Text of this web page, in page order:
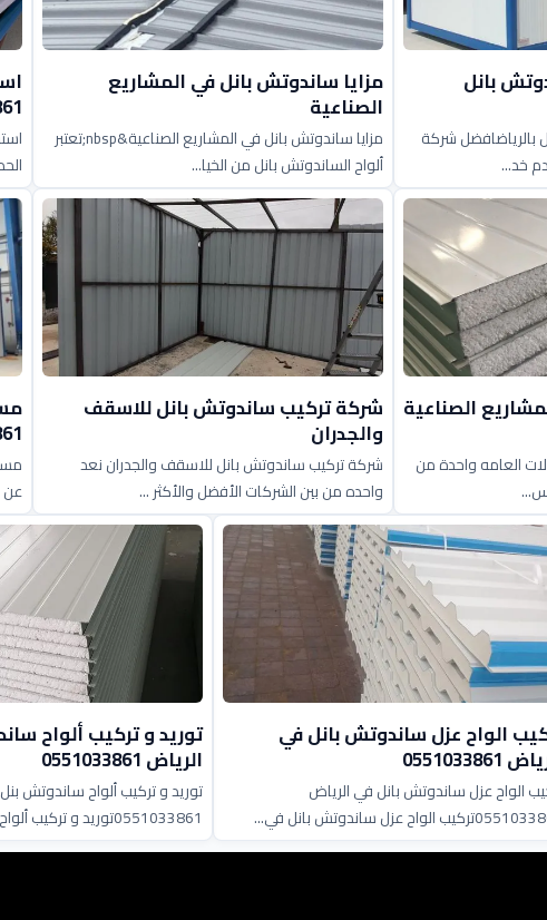
بانل
شركة
خد...
مزايا ساندوتش بانل في المشاريع
الصناعية
مزايا ساندوتش بانل في المشاريع الصناعية&nbsp;تعتبر
ألواح الساندوتش بانل من الخيا...
الصناعية
العامه واحدة من
س...
شركة تركيب ساندوتش بانل للاسقف
والجدران
شركة تركيب ساندوتش بانل للاسقف والجدران نعد
واحده من بين الشركات الأفضل والأكثر ...
عن
الواح عزل ساندوتش بانل في
الواح عزل ساندوتش بانل في الرياض
الواح عزل ساندوتش بانل في...
توريد و تركيب ألواح
الرياض 0551033861
توريد و تركيب ألواح ساندوتش
0551033861توريد و تركيب ألواح ساندوتش ...